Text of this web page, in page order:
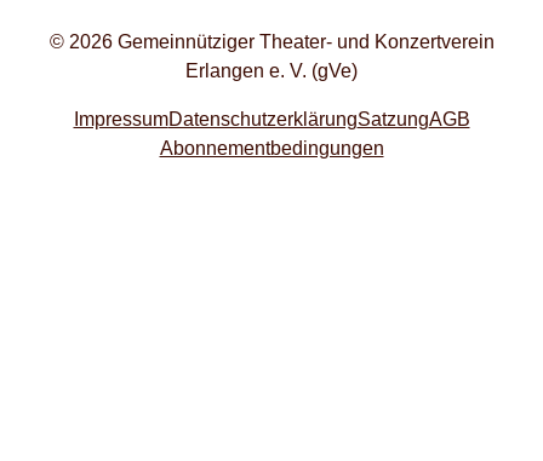
© 2026 Gemeinnütziger Theater- und Konzertverein
Erlangen e. V. (gVe)
ImpressumDatenschutzerklärungSatzungAGB
Abonnementbedingungen